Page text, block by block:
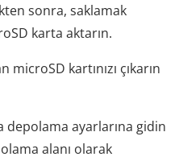
sonra, saklamak
karta aktarın.
kartınızı çıkarın
depolama ayarlarına gidin
alanı olarak